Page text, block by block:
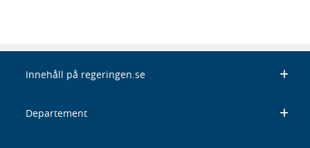
Innehåll på regeringen.se
Departement